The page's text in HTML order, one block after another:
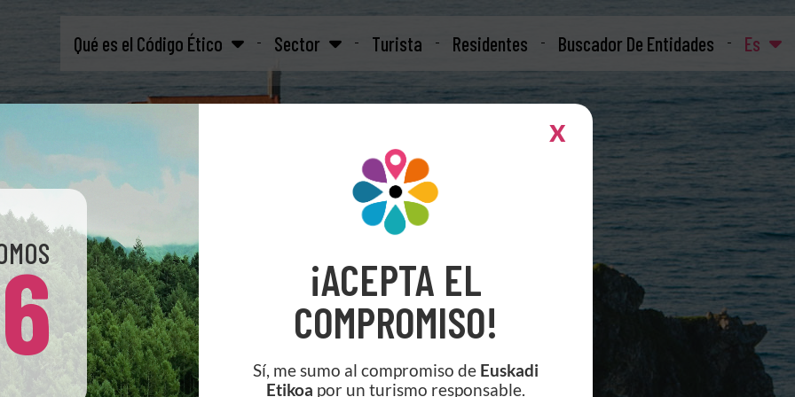
Qué es el Código Ético Sector Turista Residentes Buscador De Entidades Es
X
¡ACEPTA EL
COMPROMISO!
Sí, me sumo al compromiso de Euskadi
Etikoa por un turismo responsable.